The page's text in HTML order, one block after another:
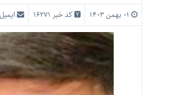
کد خبر 16271 ایمیل